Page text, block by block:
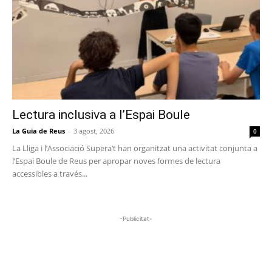
Lectura inclusiva a l’Espai Boule
La Guia de Reus - 3 agost, 2026 0
La Lliga i l’Associació Supera’t han organitzat una activitat conjunta a
l’Espai Boule de Reus per apropar noves formes de lectura
accessibles a través...
-Publicitat-